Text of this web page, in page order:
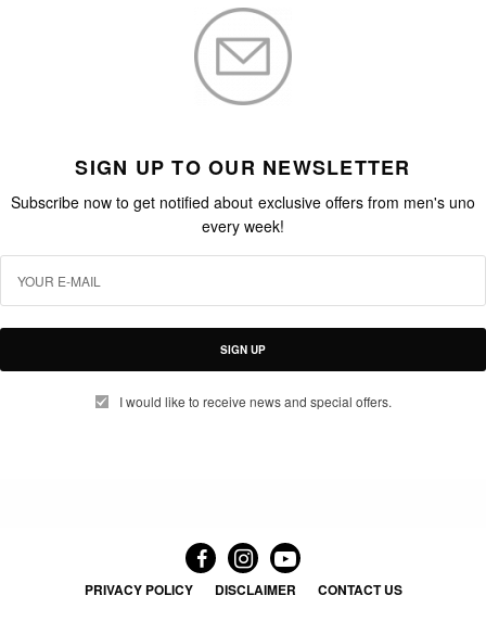
SIGN UP TO OUR NEWSLETTER
Subscribe now to get notified about exclusive offers from men's uno
every week!
SIGN UP
I would like to receive news and special offers.
PRIVACY POLICY DISCLAIMER CONTACT US